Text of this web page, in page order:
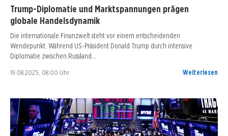
Trump-Diplomatie und Marktspannungen prägen
globale Handelsdynamik
Die internationale Finanzwelt steht vor einem entscheidenden
Wendepunkt. Während US-Präsident Donald Trump durch intensive
Diplomatie zwischen Russland…
19.08.2025, 08:00 Uhr Weiterlesen